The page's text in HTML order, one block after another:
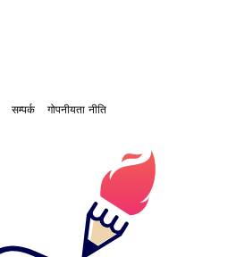
सम्पर्क गोपनीयता नीति